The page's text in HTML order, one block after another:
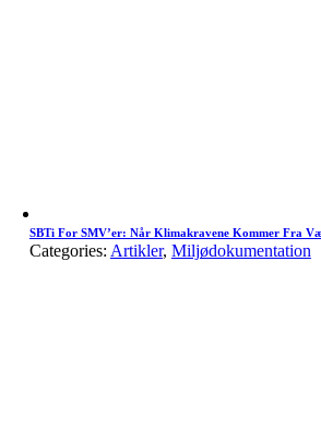
SBTi For SMV’er: Når Klimakravene Kommer Fra
Categories: Artikler, Miljødokumentation